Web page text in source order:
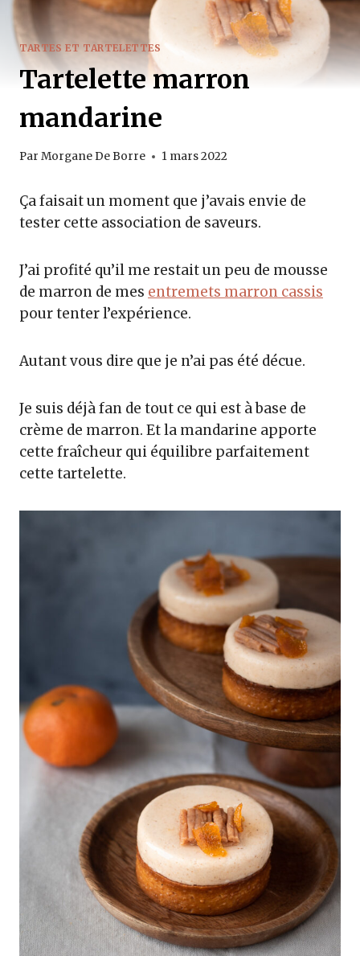
TARTES ET TARTELETTES
Tartelette marron
mandarine
Par Morgane De Borre 1 mars 2022
Ça faisait un moment que j’avais envie de
tester cette association de saveurs.
J’ai profité qu’il me restait un peu de mousse
de marron de mes entremets marron cassis
pour tenter l’expérience.
Autant vous dire que je n’ai pas été décue.
Je suis déjà fan de tout ce qui est à base de
crème de marron. Et la mandarine apporte
cette fraîcheur qui équilibre parfaitement
cette tartelette.